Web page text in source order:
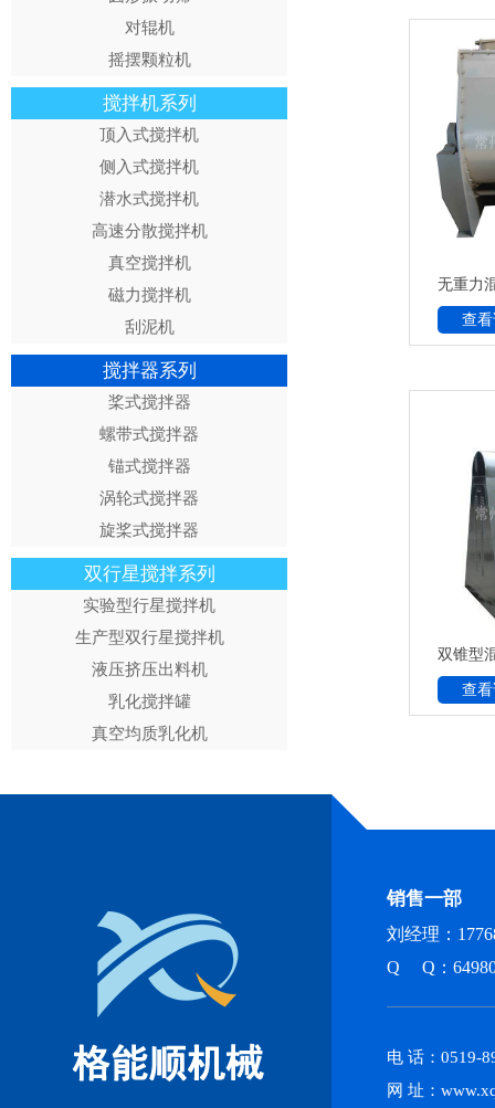
对辊机
摇摆颗粒机
搅拌机系列
顶入式搅拌机
侧入式搅拌机
潜水式搅拌机
高速分散搅拌机
真空搅拌机
磁力搅拌机
刮泥机
搅拌器系列
桨式搅拌器
螺带式搅拌器
锚式搅拌器
涡轮式搅拌器
旋桨式搅拌器
双行星搅拌系列
实验型行星搅拌机
生产型双行星搅拌机
液压挤压出料机
乳化搅拌罐
真空均质乳化机
无重力
查
双锥型
查
销售一部
刘经理：
Q Q：
电 话：0519-
网 址：